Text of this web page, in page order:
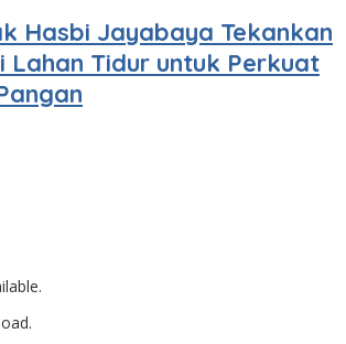
Hasbi Jayabaya Tekankan
Lahan Tidur untuk Perkuat